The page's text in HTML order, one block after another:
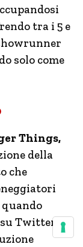
tra i 5 e
solo come
Things,
della
che
Twitter,